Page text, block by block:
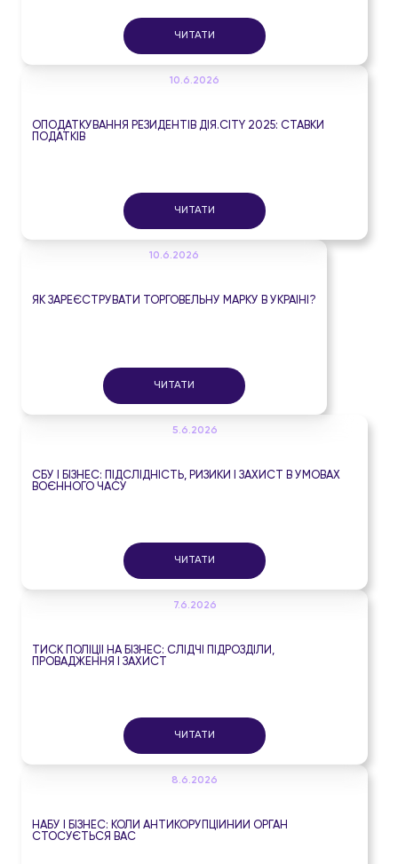
ЧИТАТИ
10.6.2026
ОПОДАТКУВАННЯ РЕЗИДЕНТІВ ДІЯ.CITY 2025: СТАВКИ
ПОДАТКІВ
ЧИТАТИ
10.6.2026
ЯК ЗАРЕЄСТРУВАТИ ТОРГОВЕЛЬНУ МАРКУ В УКРАЇНІ?
ЧИТАТИ
5.6.2026
СБУ І БІЗНЕС: ПІДСЛІДНІСТЬ, РИЗИКИ І ЗАХИСТ В УМОВАХ
ВОЄННОГО ЧАСУ
ЧИТАТИ
7.6.2026
ТИСК ПОЛІЦІЇ НА БІЗНЕС: СЛІДЧІ ПІДРОЗДІЛИ,
ПРОВАДЖЕННЯ І ЗАХИСТ
ЧИТАТИ
8.6.2026
НАБУ І БІЗНЕС: КОЛИ АНТИКОРУПЦІЙНИЙ ОРГАН
СТОСУЄТЬСЯ ВАС